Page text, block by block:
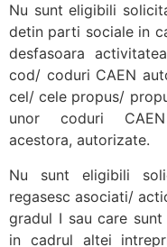
Nu sunt eligibili
detin parti sociale in
desfasoara
cod/ coduri CAEN
cel/ cele propus/
unor coduri
acestora, autorizate.
Nu sunt eligibili
regasesc asociati/
gradul I sau care
in cadrul altei